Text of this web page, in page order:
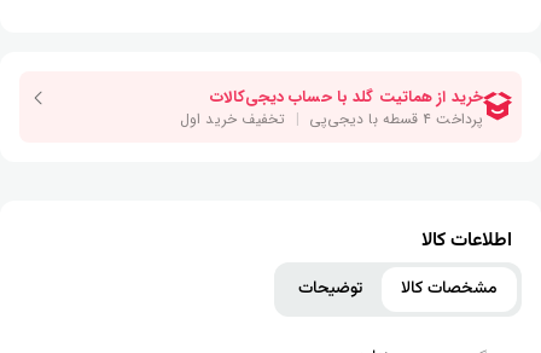
اطلاعات کالا
مشخصات کالا توضیحات